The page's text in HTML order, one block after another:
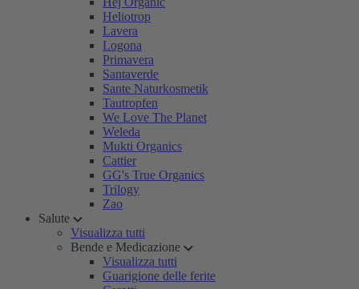
Heliotrop
Lavera
Logona
Primavera
Santaverde
Sante Naturkosmetik
Tautropfen
We Love The Planet
Weleda
Mukti Organics
Cattier
GG's True Organics
Trilogy
Zao
Salute
Visualizza tutti
Bende e Medicazione
Visualizza tutti
Guarigione delle ferite